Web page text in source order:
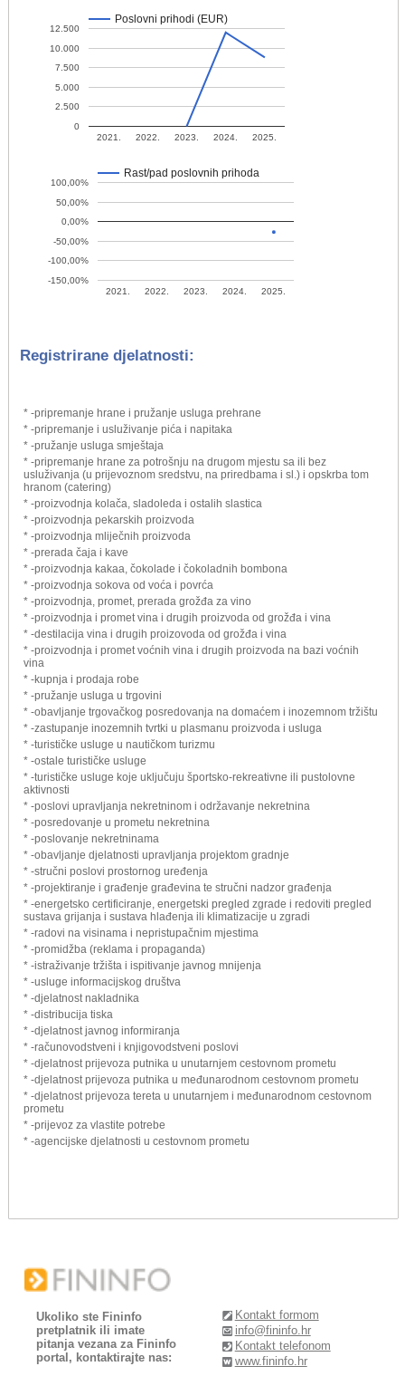
Poslovni prihodi (EUR)
2021. 2022. 2023. 2024. 2025.
0
2.500
5.000
7.500
10.000
12.500
Rast/pad poslovnih prihoda
2021. 2022. 2023. 2024. 2025.
-150,00%
-100,00%
-50,00%
0,00%
50,00%
100,00%
Registrirane djelatnosti:
* -pripremanje hrane i pružanje usluga prehrane
* -pripremanje i usluživanje pića i napitaka
* -pružanje usluga smještaja
* -pripremanje hrane za potrošnju na drugom mjestu sa ili bez
usluživanja (u prijevoznom sredstvu, na priredbama i sl.) i opskrba tom
hranom (catering)
* -proizvodnja kolača, sladoleda i ostalih slastica
* -proizvodnja pekarskih proizvoda
* -proizvodnja mliječnih proizvoda
* -prerada čaja i kave
* -proizvodnja kakaa, čokolade i čokoladnih bombona
* -proizvodnja sokova od voća i povrća
* -proizvodnja, promet, prerada grožđa za vino
* -proizvodnja i promet vina i drugih proizvoda od grožđa i vina
* -destilacija vina i drugih proizovoda od grožđa i vina
* -proizvodnja i promet voćnih vina i drugih proizvoda na bazi voćnih
vina
* -kupnja i prodaja robe
* -pružanje usluga u trgovini
* -obavljanje trgovačkog posredovanja na domaćem i inozemnom tržištu
* -zastupanje inozemnih tvrtki u plasmanu proizvoda i usluga
* -turističke usluge u nautičkom turizmu
* -ostale turističke usluge
* -turističke usluge koje uključuju športsko-rekreativne ili pustolovne
aktivnosti
* -poslovi upravljanja nekretninom i održavanje nekretnina
* -posredovanje u prometu nekretnina
* -poslovanje nekretninama
* -obavljanje djelatnosti upravljanja projektom gradnje
* -stručni poslovi prostornog uređenja
* -projektiranje i građenje građevina te stručni nadzor građenja
* -energetsko certificiranje, energetski pregled zgrade i redoviti pregled
sustava grijanja i sustava hlađenja ili klimatizacije u zgradi
* -radovi na visinama i nepristupačnim mjestima
* -promidžba (reklama i propaganda)
* -istraživanje tržišta i ispitivanje javnog mnijenja
* -usluge informacijskog društva
* -djelatnost nakladnika
* -distribucija tiska
* -djelatnost javnog informiranja
* -računovodstveni i knjigovodstveni poslovi
* -djelatnost prijevoza putnika u unutarnjem cestovnom prometu
* -djelatnost prijevoza putnika u međunarodnom cestovnom prometu
* -djelatnost prijevoza tereta u unutarnjem i međunarodnom cestovnom
prometu
* -prijevoz za vlastite potrebe
* -agencijske djelatnosti u cestovnom prometu
Ukoliko ste Fininfo
pretplatnik ili imate
pitanja vezana za Fininfo
portal, kontaktirajte nas:
Kontakt formom
info@fininfo.hr
Kontakt telefonom
www.fininfo.hr